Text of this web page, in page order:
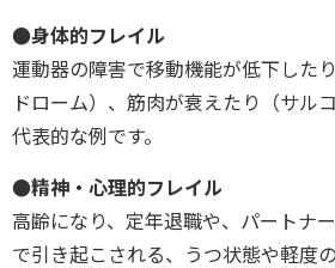
●身体的フレイル
運動器の障害で移動機能が低下した
ドローム）、筋肉が衰えたり（サル
代表的な例です。
●精神・心理的フレイル
高齢になり、定年退職や、パートナ
で引き起こされる、うつ状態や軽度